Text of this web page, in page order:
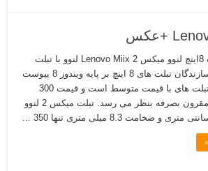
مشخصات تبلت 8اینچ لنوو میکس 2 Lenovo Miix لنوو با تبلت
Miix2 به جمع سازندگان تبلت های 8 اینچ بر پایه ویندوز 8 پیوست
. میکس2 جزء تبلت های با قیمت متوسط است و قیمت 300
دلاری آن کاملا مقرون بصرفه بنظر می رسد. تبلت میکس 2 لنوو